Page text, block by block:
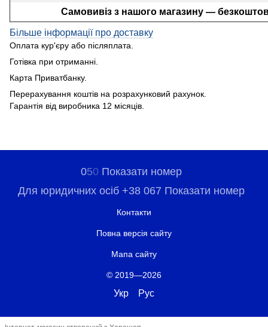
Самовивіз з нашого магазину —
Більше інформації про доставку
Оплата кур'єру або післяплата.
Готівка при отриманні.
Карта Приватбанку.
Перерахування коштів на розрахунковий рахунок.
Гарантія від виробника 12 місяців.
050 Показати номер
Для юридичних осіб +38 067 Показати номер
Контакти
Повна версія сайту
Мапа сайту
© 2019—2026
Укр Рус